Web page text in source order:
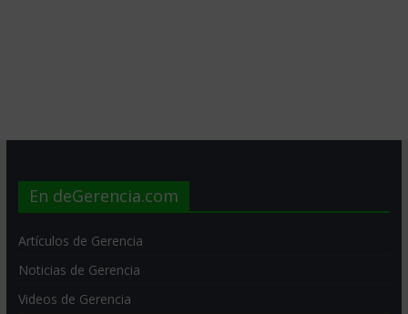
En deGerencia.com
Artículos de Gerencia
Noticias de Gerencia
Videos de Gerencia